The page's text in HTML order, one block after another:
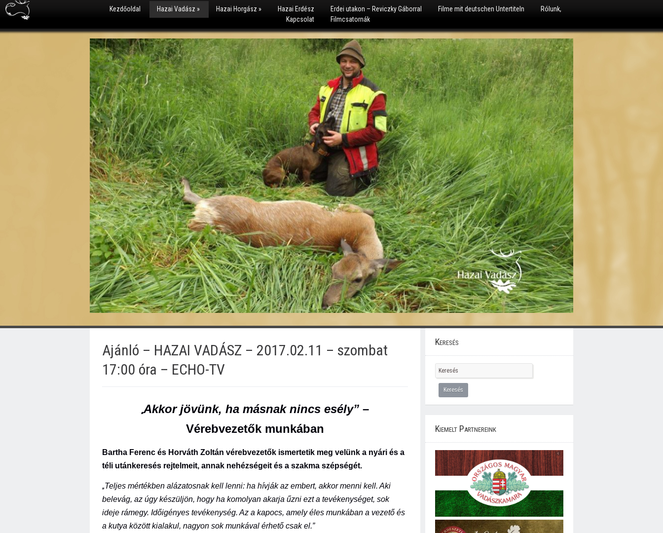
Kezdőoldal Hazai Vadász » Hazai Horgász » Hazai Erdész Erdei utakon – Reviczky Gáborral Filme mit deutschen Untertiteln
Rólunk,
Kapcsolat
Filmcsatornák
Ajánló – HAZAI VADÁSZ – 2017.02.11 – szombat
17:00 óra – ECHO-TV
„Akkor jövünk, ha másnak nincs esély” –
Vérebvezetők munkában
Bartha Ferenc és Horváth Zoltán vérebvezetők ismertetik meg velünk a nyári és a
téli utánkeresés rejtelmeit, annak nehézségeit és a szakma szépségét.
„Teljes mértékben alázatosnak kell lenni: ha hívják az embert, akkor menni kell. Aki
belevág, az úgy készüljön, hogy ha komolyan akarja űzni ezt a tevékenységet, sok
ideje rámegy. Időigényes tevékenység. Az a kapocs, amely éles munkában a vezető és
a kutya között kialakul, nagyon sok munkával érhető csak el.”
Keresés
Kiemelt Partnereink